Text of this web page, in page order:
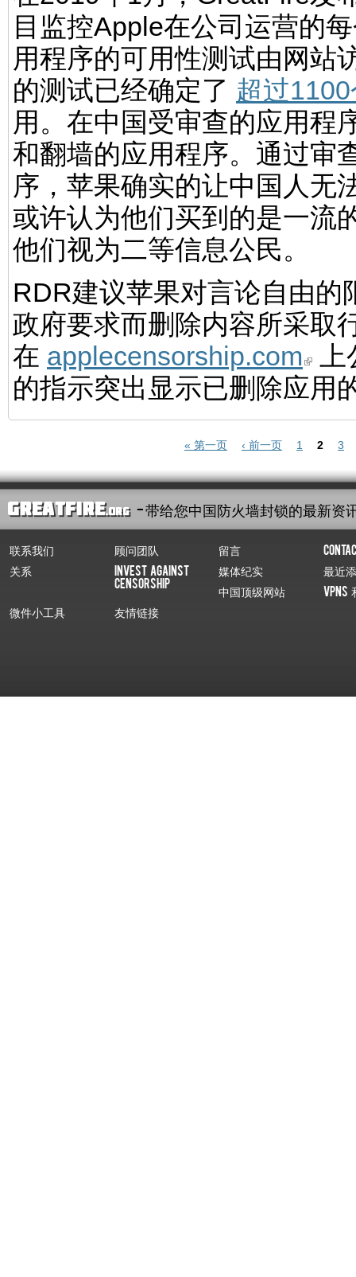
目监控Apple在公司运营的
用程序的可用性测试由网站
的测试已经确定了 超过
用。在中国受审查的应用程
和翻墙的应用程序。通过审
序，苹果确实的让中国人无
或许认为他们买到的是一流
他们视为二等信息公民。
RDR建议苹果对言论自由
政府要求而删除内容所采取
在 applecensorship.com
的指示突出显示已删除应用
« 第一页 ‹ 前一页 1 2 3
- 带给您中国防火墙封锁的最新资
联系我们 顾问团队 留言
关系
Invest Against
Censorship
媒体纪实
最近
中国顶级网站
VPNs
微件小工具
友情链接